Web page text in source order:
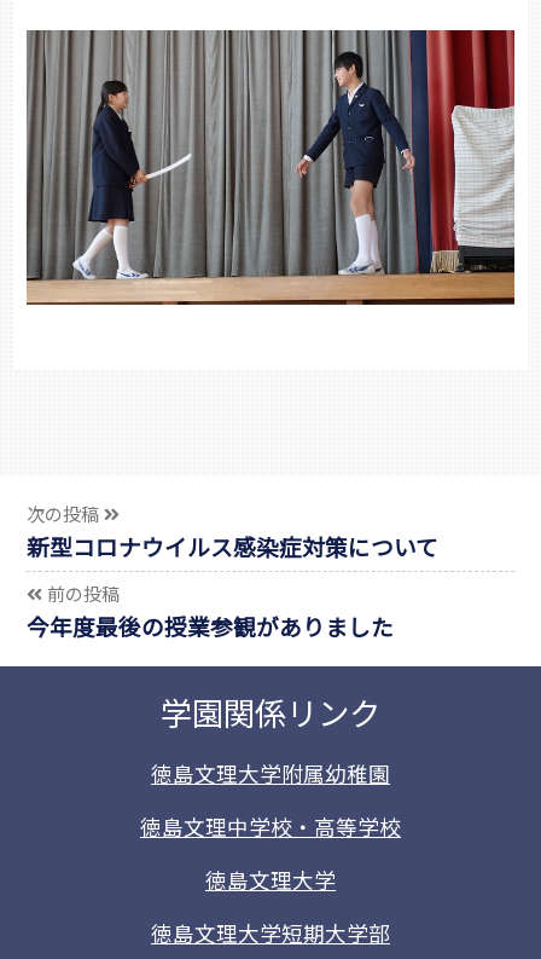
次の投稿
新型コロナウイルス感染症対策について
前の投稿
今年度最後の授業参観がありました
学園関係リンク
徳島文理大学附属幼稚園
徳島文理中学校・高等学校
徳島文理大学
徳島文理大学短期大学部